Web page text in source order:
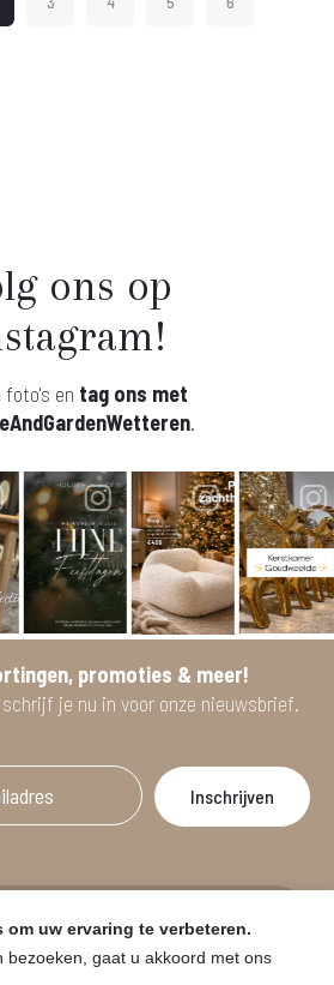
ons op
foto's en tag ons met
.
promoties & meer!
je nu in voor onze nieuwsbrief.
2 willekeurige artikelen.
uw ervaring te verbeteren.
bezoeken, gaat u akkoord met ons